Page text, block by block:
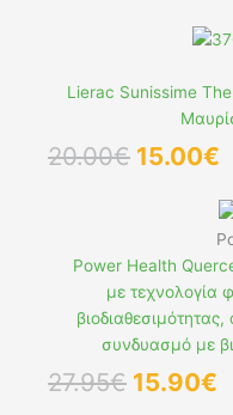
Lierac Sunissime
20.00€ Original
20.00€.
15.00€
Power Health
με τεχνολογία
συνδυασμό με
27.95€ Original
15.90€